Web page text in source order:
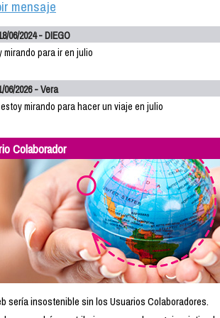
mensaje
06/2024 - DIEGO
mirando para ir en julio
06/2026 - Vera
mirando para hacer un viaje en julio
Colaborador
sería insostenible sin los Usuarios Colaboradores.